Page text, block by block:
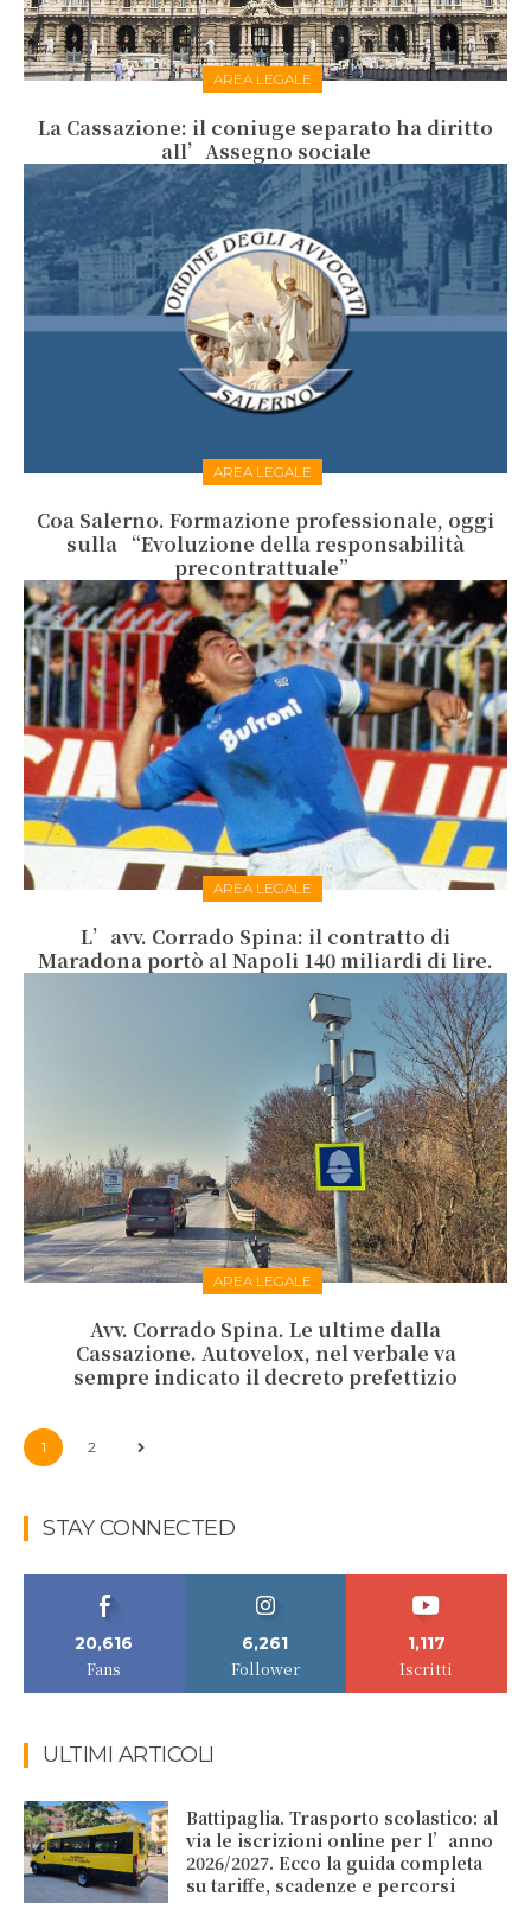
AREA LEGALE
La Cassazione: il coniuge separato ha diritto
all’Assegno sociale
AREA LEGALE
Coa Salerno. Formazione professionale, oggi
sulla “Evoluzione della responsabilità
precontrattuale”
AREA LEGALE
L’avv. Corrado Spina: il contratto di
Maradona portò al Napoli 140 miliardi di lire.
AREA LEGALE
Avv. Corrado Spina. Le ultime dalla
Cassazione. Autovelox, nel verbale va
sempre indicato il decreto prefettizio
1 2
STAY CONNECTED
20,616
Fans
6,261
Follower
1,117
Iscritti
ULTIMI ARTICOLI
Battipaglia. Trasporto scolastico: al
via le iscrizioni online per l’anno
2026/2027. Ecco la guida completa
su tariffe, scadenze e percorsi